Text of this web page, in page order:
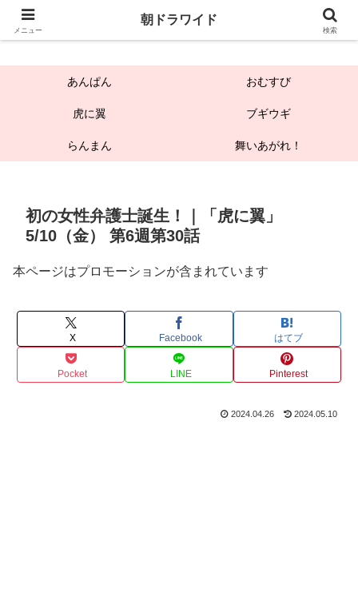
朝ドラワイド
あんぱん おむすび
虎に翼 ブギウギ
らんまん 舞いあがれ！
初の女性弁護士誕生！｜「虎に翼」
5/10（金） 第6週第30話
本ページはプロモーションが含まれています
X Facebook はてブ
Pocket LINE Pinterest
2024.04.26 2024.05.10
メニュー
朝ドラワイド
検索